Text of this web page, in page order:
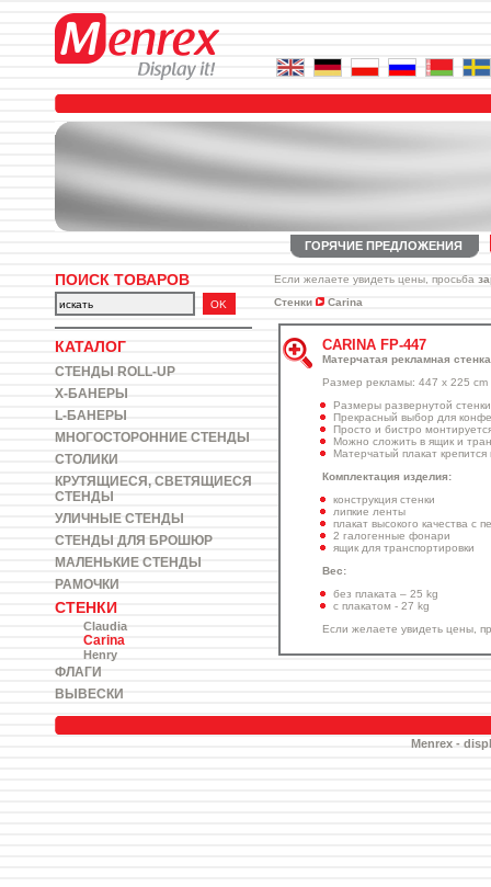
ГОРЯЧИЕ ПРЕДЛОЖЕНИЯ
ПОИСК ТОВАРОВ
КАТАЛОГ
СТЕНДЫ ROLL-UP
X-БАНЕРЫ
L-БАНЕРЫ
МНОГОСТОРОННИЕ СТЕНДЫ
СТОЛИКИ
КРУТЯЩИЕСЯ, СВЕТЯЩИЕСЯ
СТЕНДЫ
УЛИЧНЫЕ СТЕНДЫ
СТЕНДЫ ДЛЯ БРОШЮР
МАЛЕНЬКИЕ СТЕНДЫ
РАМОЧКИ
СТЕНКИ
Claudia
Carina
Henry
ФЛАГИ
ВЫВЕСКИ
Если желаете увидеть цены, просьба
Стенки
Carina
CARINA FP-447
Матерчатая рекламная
Размер рекламы: 447 x 225 cm
Pазмеры развернутой
Прекрасный выбор для
Просто и бистро
Можно сложить в ящик и
Mатерчатый плакат
Комплектация изделия:
конструкция стенки
липкие ленты
плакат высокого качества с
2 галогенные фонари
ящик для транспортировки
Вес:
без плаката – 25 kg
с плакатом - 27 kg
Если желаете увидеть цены,
Menrex -